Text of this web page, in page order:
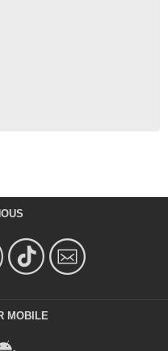
MOBILE